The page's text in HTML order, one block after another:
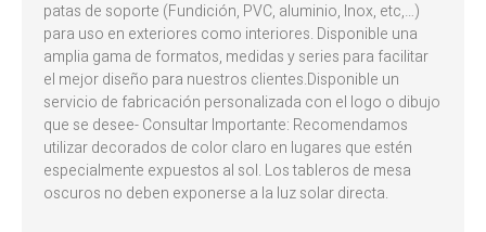
patas de soporte (Fundición, PVC, aluminio, Inox, etc,…)
para uso en exteriores como interiores. Disponible una
amplia gama de formatos, medidas y series para facilitar
el mejor diseño para nuestros clientes.Disponible un
servicio de fabricación personalizada con el logo o dibujo
que se desee- Consultar Importante: Recomendamos
utilizar decorados de color claro en lugares que estén
especialmente expuestos al sol. Los tableros de mesa
oscuros no deben exponerse a la luz solar directa.